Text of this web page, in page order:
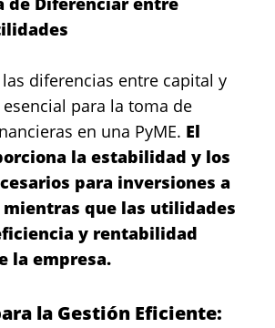
diferencias entre capital y
para la toma de
en una PyME. El
la estabilidad y los
para inversiones a
mientras que las utilidades
y rentabilidad
la empresa.
la Gestión Eficiente: